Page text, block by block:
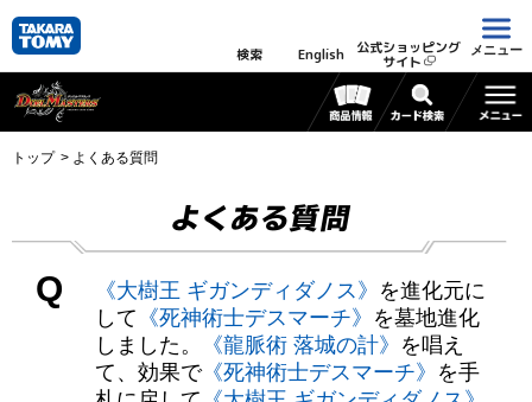
検索 English 公式ショッピング
サイト
メニュー
トップ よくある質問
よくある質問
Q 《大樹王 ギガンディダノス》 を進化元に
して 《死神術士デスマーチ》 を墓地進化
しました。
《龍脈術 落城の計》 を唱え
て、効果で《死神術士デスマーチ》 を手